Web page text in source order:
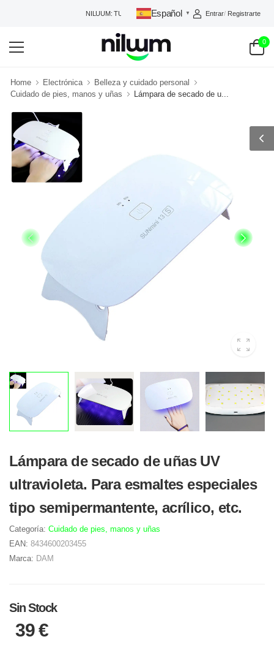
NILUUM: TU TIENDA DE CONFIANZA
Español ▼ Entrar/ Registrarte
0
Home Electrónica
Belleza y cuidado personal
Cuidado de pies, manos y uñas
Lámpara de secado de u...
Lámpara de secado de uñas UV
ultravioleta. Para esmaltes especiales
tipo semipermantente, acrílico, etc.
Categoría: Cuidado de pies, manos y uñas
EAN: 8434600203455
Marca: DAM
Sin Stock
39 €